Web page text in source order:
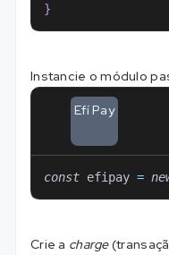
}
Instancie o módulo
Efí Pay
const efipay =
Crie a charge